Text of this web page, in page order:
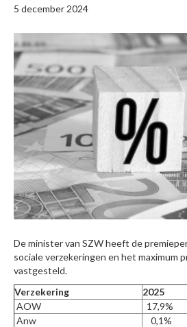
5 december 2024
De minister van SZW heeft de
sociale verzekeringen en het maximum
vastgesteld.
Verzekering
2025
AOW
17,9%
Anw
0,1%